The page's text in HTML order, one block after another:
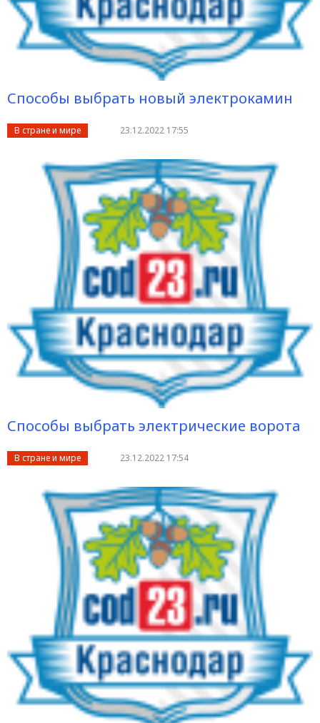
Способы выбрать новый электрокамин
В стране и мире 23.12.2022 17:55
Способы выбрать электрические ворота
В стране и мире 23.12.2022 17:54